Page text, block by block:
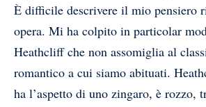
È difficile descrivere il mio pensiero
opera. Mi ha colpito in particolar
Heathcliff che non assomiglia al
romantico a cui siamo abituati.
ha l’aspetto di uno zingaro, è rozzo,